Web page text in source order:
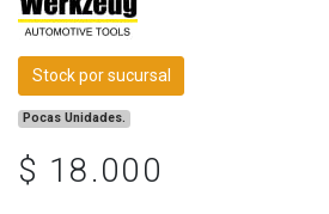
Stock por sucursal
Pocas Unidades.
$ 18.000